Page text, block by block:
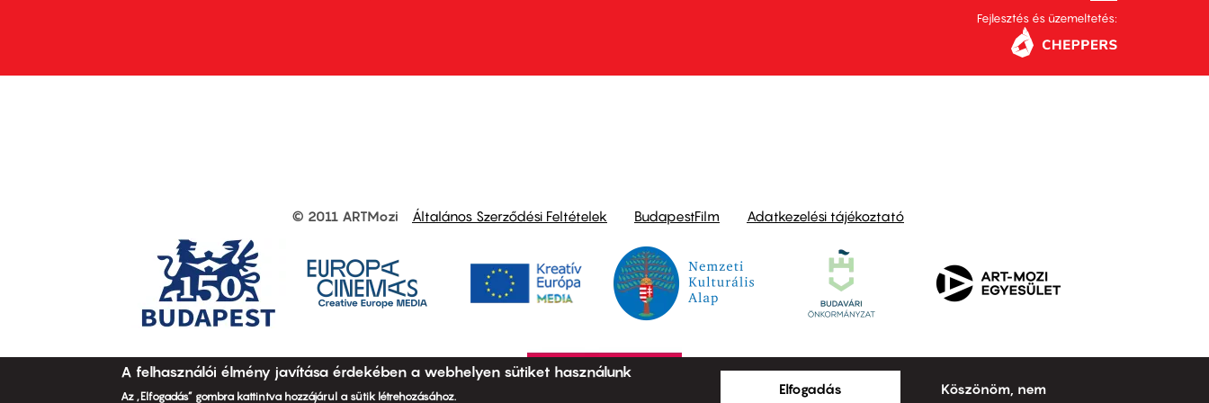
Fejlesztés és üzemeltetés:
other
© 2011 ARTMozi Általános Szerződési Feltételek BudapestFilm Adatkezelési tájékoztató
A felhasználói élmény javítása érdekében a webhelyen sütiket használunk
Az „Elfogadás” gombra kattintva hozzájárul a sütik létrehozásához. Elfogadás Köszönöm, nem